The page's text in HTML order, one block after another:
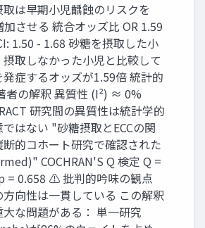
は早期小児齲蝕のリスクを
加させる 統合オッズ比 OR 1.59
1.50 - 1.68 砂糖を摂取した小
摂取しなかった小児と比較して
症するオッズが1.59倍 統計的
者の解釈 異質性 (I²) ≈ 0%
研究間の異質性は統計学的
ではない "砂糖摂取とECCの関
的コホート研究で確認された
COCHRAN'S Q 検定 Q =
= 0.658 ⚠ 批判的吟味の観点
向性は一貫している この解釈
大な問題がある： 単一研究